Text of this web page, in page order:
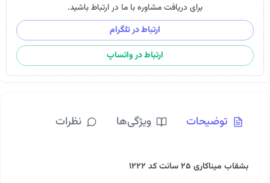
برای دریافت مشاوره با ما در ارتباط باشید.
ارتباط در تلگرام
ارتباط در واتساپ
توضیحات ویژگی‌ها نظرات
بشقاب میناکاری ۲۵ سانت کد ۱۲۲۲